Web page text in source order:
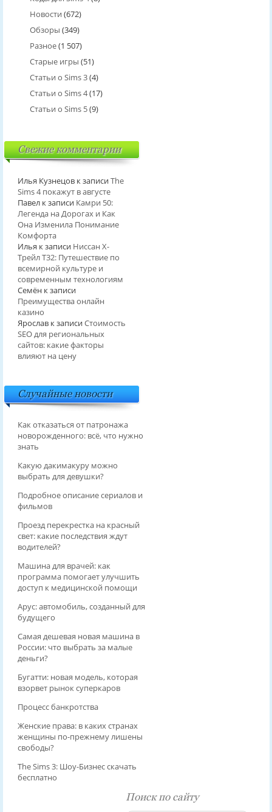
Новости (672)
Обзоры (349)
Разное(1 507)
Старые игры (51)
Статьи о Sims 3(4)
Статьи о Sims 4(17)
Статьи о Sims 5(9)
Свежие комментарии
Илья Кузнецовк записиThe
Sims 4 покажут в августе
Павелк записи Камри 50:
Легенда на Дорогах и Как
Она Изменила Понимание
Комфорта
Илья к записи Ниссан Х-
Трейл T32: Путешествие по
всемирной культуре и
современным технологиям
Семёнк записи
Преимущества онлайн
казино
Ярославк записиСтоимость
SEO для региональных
сайтов: какие факторы
влияют на цену
Случайные новости
Как отказаться от патронажа
новорожденного: всё, что нужно
знать
Какую дакимакуру можно
выбрать для девушки?
Подробное описание сериалов и
фильмов
Проезд перекрестка на красный
свет: какие последствия ждут
водителей?
Машина для врачей: как
программа помогает улучшить
доступ к медицинской помощи
Арус: автомобиль, созданный для
будущего
Самая дешевая новая машина в
России: что выбрать за малые
деньги?
Бугатти: новая модель, которая
взорвет рынок суперкаров
Процесс банкротства
Женские права: в каких странах
женщины по-прежнему лишены
свободы?
The Sims 3: Шоу-Бизнес скачать
бесплатно
Поиск по сайту